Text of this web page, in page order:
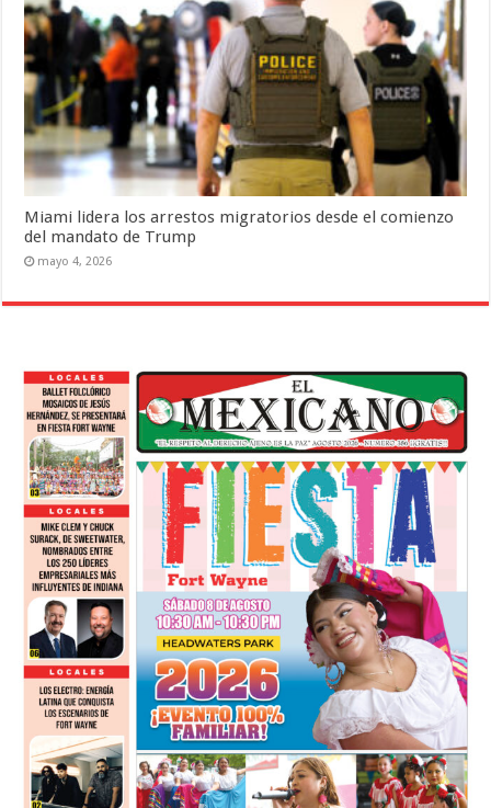
Miami lidera los arrestos migratorios desde el comienzo
del mandato de Trump
mayo 4, 2026